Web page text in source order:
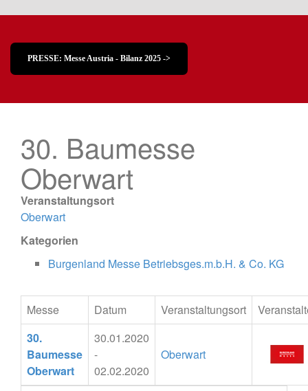
PRESSE: Messe Austria - Bilanz 2025 ->
30. Baumesse
Oberwart
Veranstaltungsort
Oberwart
Kategorien
Burgenland Messe Betriebsges.m.b.H. & Co. KG
Messe Datum Veranstaltungsort
30.
Baumesse
Oberwart
30.01.2020
-
02.02.2020
Oberwart